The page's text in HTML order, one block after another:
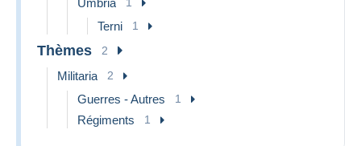
Terni 1
Thèmes 2
Militaria 2
Guerres - Autres 1
Régiments 1